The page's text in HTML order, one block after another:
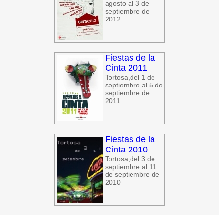
agosto al 3 de
septiembre de
2012
Fiestas de la
Cinta 2011
Tortosa,del 1 de
septiembre al 5 de
septiembre de
2011
Fiestas de la
Cinta 2010
Tortosa,del 3 de
septiembre al 11
de septiembre de
2010